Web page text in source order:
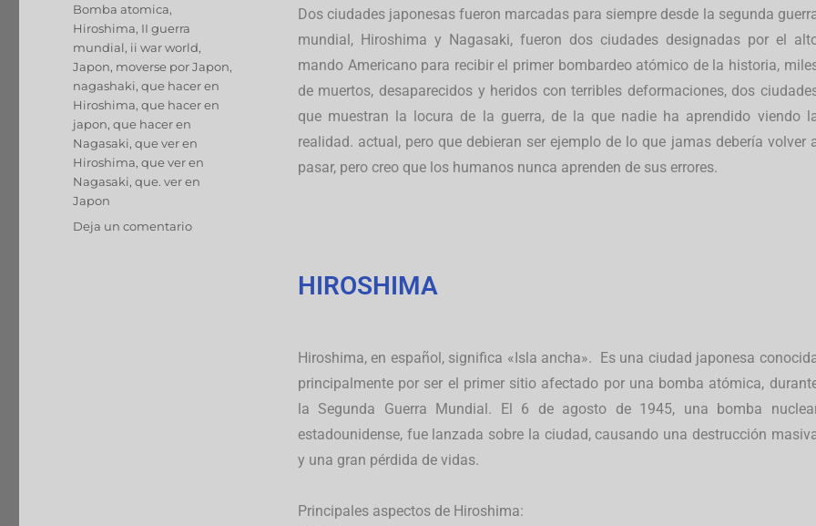
Dos ciudades japonesas fueron marcadas para siempre desde la segunda
mundial, Hiroshima y Nagasaki, fueron dos ciudades designadas por el
mando Americano para recibir el primer bombardeo atómico de la historia,
de muertos, desaparecidos y heridos con terribles deformaciones, dos
que muestran la locura de la guerra, de la que nadie ha aprendido viendo
realidad. actual, pero que debieran ser ejemplo de lo que jamas debería volver
pasar, pero creo que los humanos nunca aprenden de sus errores.
HIROSHIMA
Hiroshima, en español, significa «Isla ancha». Es una ciudad japonesa
principalmente por ser el primer sitio afectado por una bomba atómica,
la Segunda Guerra Mundial. El 6 de agosto de 1945, una bomba
estadounidense, fue lanzada sobre la ciudad, causando una destrucción
y una gran pérdida de vidas.
Principales aspectos de Hiroshima:
Bomba atomica,
Hiroshima, II guerra
mundial, ii war world,
Japon, moverse por Japon,
nagashaki,que hacer en
Hiroshima,que hacer en
japon,que hacer en
Nagasaki,que ver en
Hiroshima,que ver en
Nagasaki,que. ver en
Japon
Deja un comentario